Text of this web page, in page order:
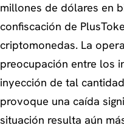
millones de dólares en
confiscación de
criptomonedas. La
preocupación entre los
inyección de tal
provoque una caída
situación resulta aún